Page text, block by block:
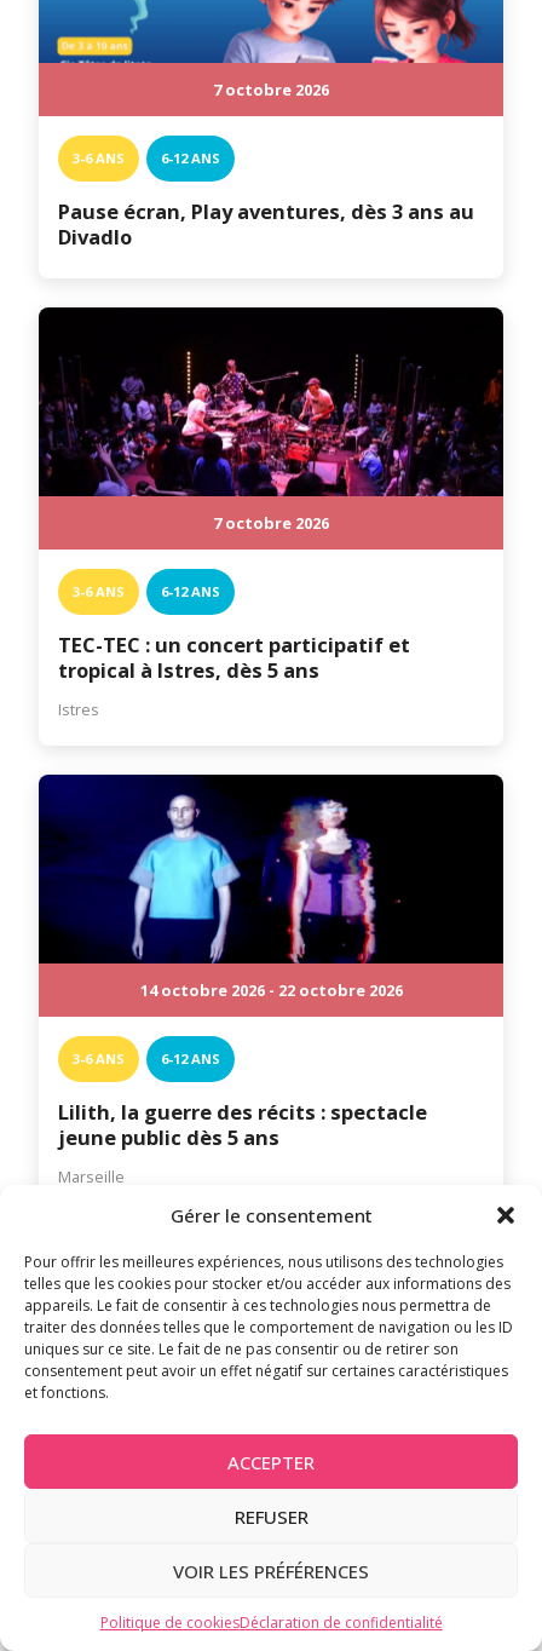
Gérer le consentement
Pour offrir les meilleures expériences, nous utilisons des technologies
telles que les cookies pour stocker et/ou accéder aux informations des
appareils. Le fait de consentir à ces technologies nous permettra de
traiter des données telles que le comportement de navigation ou les ID
uniques sur ce site. Le fait de ne pas consentir ou de retirer son
consentement peut avoir un effet négatif sur certaines caractéristiques
et fonctions.
ACCEPTER
REFUSER
VOIR LES PRÉFÉRENCES
Politique de cookiesDéclaration de confidentialité
7 octobre 2026
3-6 ANS 6-12 ANS
Pause écran, Play aventures, dès 3 ans au
Divadlo
7 octobre 2026
3-6 ANS 6-12 ANS
TEC-TEC : un concert participatif et
tropical à Istres, dès 5 ans
Istres
14 octobre 2026 - 22 octobre 2026
3-6 ANS 6-12 ANS
Lilith, la guerre des récits : spectacle
jeune public dès 5 ans
Marseille
14 octobre 2026 - 16 octobre 2026
Ombre : cirque et marionnettes
Bernardines